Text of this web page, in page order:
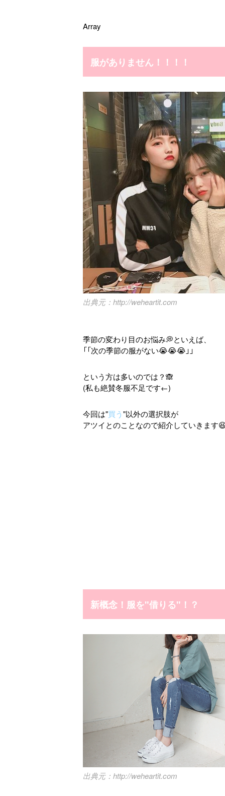
Array
服がありません！！！！
http://weheartit.com
季節の変わり目のお悩み💭といえば、
「「次の季節の服がない😭😭😭」」
という方は多いのでは？🙈
(私も絶賛冬服不足です←)
今回は"買う"以外の選択肢が
アツイとのことなので紹介していきます
新概念！服を"借りる"！？
http://weheartit.com